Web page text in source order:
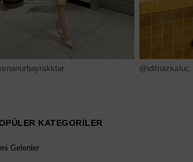
@idilnazkaluc
KATEGORİLER
Gelenler